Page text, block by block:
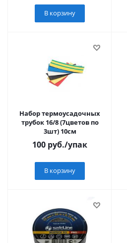
В корзину
Набор термоусадочных
трубок 16/8 (7цветов по
3шт) 10см
100 руб./упак
В корзину